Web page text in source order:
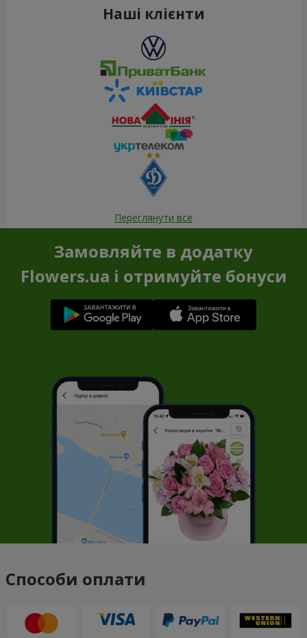
Наші клієнти
Переглянути все
Замовляйте в додатку
Flowers.ua і отримуйте бонуси
Способи оплати